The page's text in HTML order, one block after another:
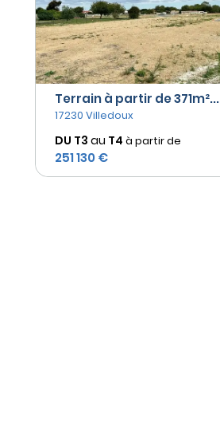
Terrain à partir de 371m²...
17230 Villedoux
DU T3 au T4 à partir de
251 130 €